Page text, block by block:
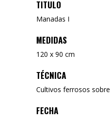
TITULO
Manadas I
MEDIDAS
120 x 90 cm
TÉCNICA
Cultivos ferrosos
FECHA